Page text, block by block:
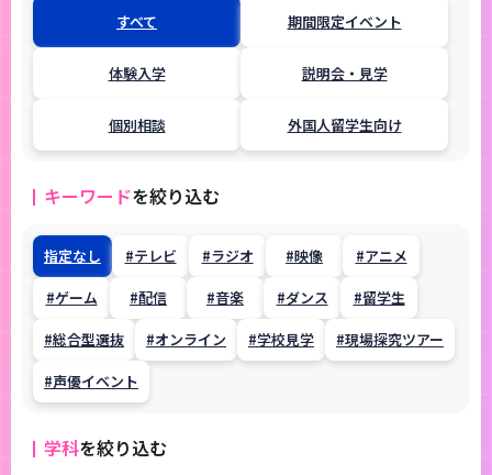
すべて 期間限定イベント
体験入学 説明会・見学
個別相談 外国人留学生向け
キーワードを絞り込む
指定なし #テレビ #ラジオ #映像
#アニメ
#ゲーム
#配信 #音楽 #ダンス
#留学生
#総合型選抜
#オンライン #学校見学
#現場探究ツアー
#声優イベント
学科を絞り込む